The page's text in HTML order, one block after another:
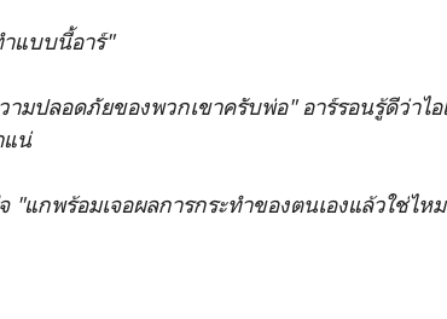
ำแบบนี้อาร์"
ามปลอดภัยของพวกเขาครับพ่อ" อาร์รอนรู้ดีว่าไ
แน่
"แกพร้อมเจอผลการกระทำของตนเองแล้วใช่ไห